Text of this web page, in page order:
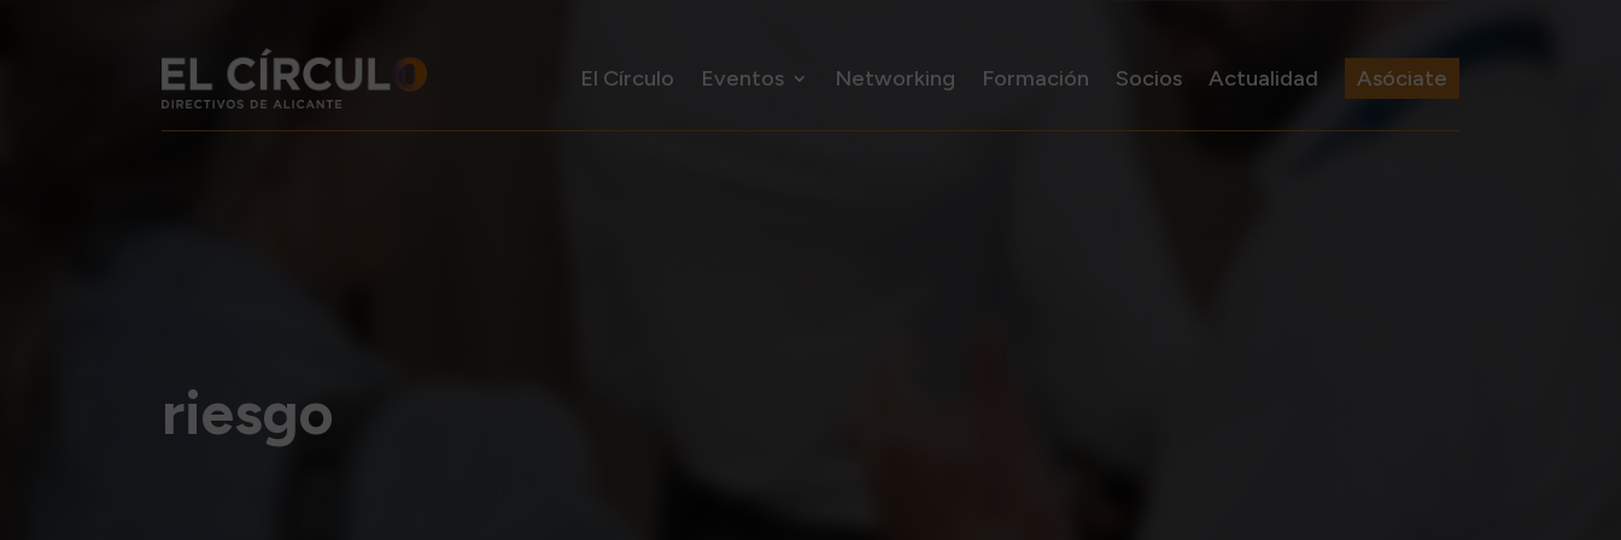
El Círculo Eventos Networking Formación Socios Actualidad Asóciate
riesgo